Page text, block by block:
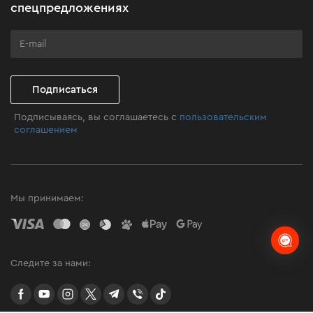
Клуб мастерства
спецпредложениях
Подписаться
Подписываясь, вы соглашаетесь с пользовательским
соглашением
Мы принимаем:
Следите за нами:
facebookyoutubeinstagramtwittertelegram
Viber TikTok